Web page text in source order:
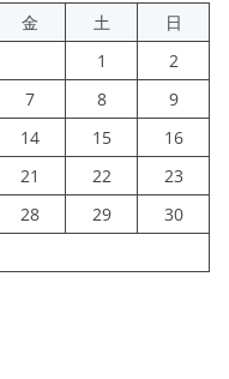
金 土
日
1
2
7 8
9
14 15
16
21 22
23
28 29
30